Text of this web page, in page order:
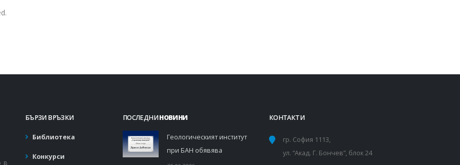
в
БЪРЗИ ВРЪЗКИ
Библиотека
Конкурси
ПОСЛЕДНИНОВИНИ
Геологическият институт
при БАН обявява
КОНТАКТИ
гр. София 1113,
ул. “Акад. Г. Бончев”, блок 24